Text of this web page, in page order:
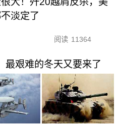
淡定了
阅读 11364
最艰难的冬天又要来了